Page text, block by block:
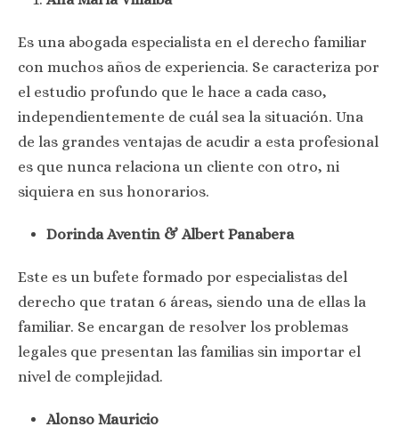
Es una abogada especialista en el derecho familiar
con muchos años de experiencia. Se caracteriza por
el estudio profundo que le hace a cada caso,
independientemente de cuál sea la situación. Una
de las grandes ventajas de acudir a esta profesional
es que nunca relaciona un cliente con otro, ni
siquiera en sus honorarios.
Dorinda Aventin & Albert Panabera
Este es un bufete formado por especialistas del
derecho que tratan 6 áreas, siendo una de ellas la
familiar. Se encargan de resolver los problemas
legales que presentan las familias sin importar el
nivel de complejidad.
Alonso Mauricio